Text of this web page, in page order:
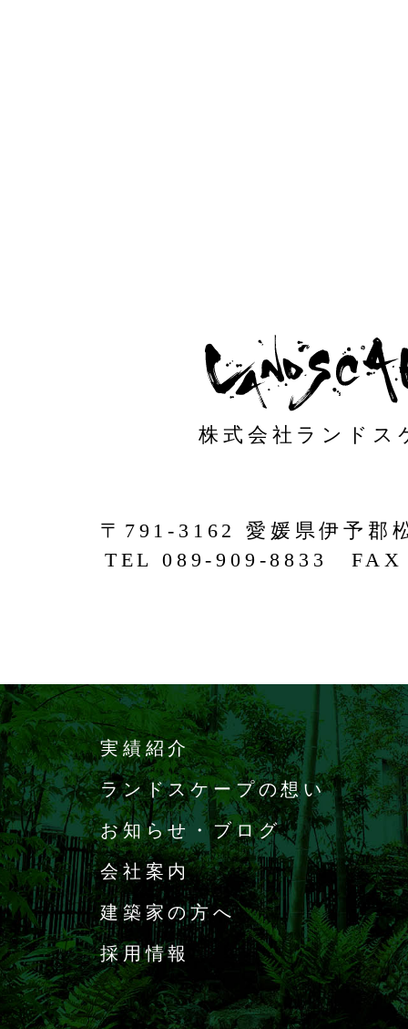
〒791-3162 愛媛県伊予郡
TEL 089-909-8833 FAX
株式会社ランドス
実績紹介
ランドスケープの想い
お知らせ・ブログ
会社案内
建築家の方へ
採用情報